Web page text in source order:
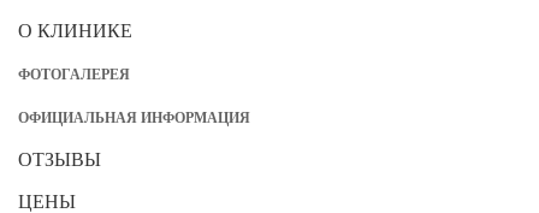
О КЛИНИКЕ
ФОТОГАЛЕРЕЯ
ОФИЦИАЛЬНАЯ ИНФОРМАЦИЯ
ОТЗЫВЫ
ЦЕНЫ